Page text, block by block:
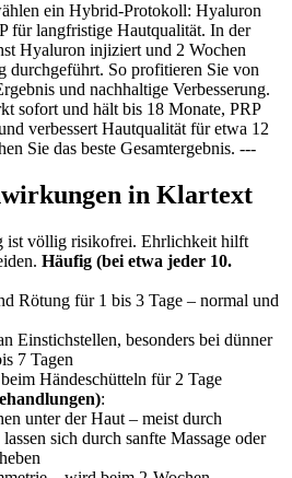
ein Hybrid-Protokoll: Hyaluron
für langfristige Hautqualität. In der
Hyaluron injiziert und 2 Wochen
durchgeführt. So profitieren Sie von
und nachhaltige Verbesserung.
sofort und hält bis 18 Monate, PRP
verbessert Hautqualität für etwa 12
Sie das beste Gesamtergebnis. ---
in Klartext
ist völlig risikofrei. Ehrlichkeit hilft
Häufig (bei etwa jeder 10.
Rötung für 1 bis 3 Tage – normal und
Einstichstellen, besonders bei dünner
7 Tagen
Händeschütteln für 2 Tage
:
unter der Haut – meist durch
sich durch sanfte Massage oder